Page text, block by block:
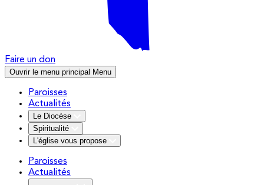
Faire un don
Ouvrir le menu principal Menu
Paroisses
Actualités
Le Diocèse
Spiritualité
L'église vous propose
Paroisses
Actualités